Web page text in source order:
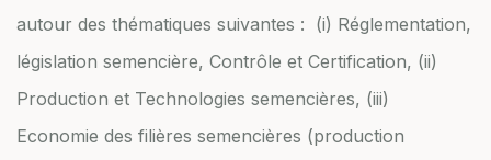
autour des thématiques suivantes : (i) Réglementation,
législation semencière, Contrôle et Certification, (ii)
Production et Technologies semencières, (iii)
Economie des filières semencières (production